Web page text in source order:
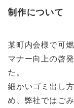
制作について
某町内会様で可
マナー向上の啓
た。
細かいゴミ出し
め、弊社ではご